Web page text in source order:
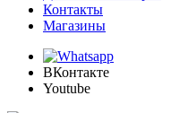
Контакты
Магазины
ВКонтакте
Youtube